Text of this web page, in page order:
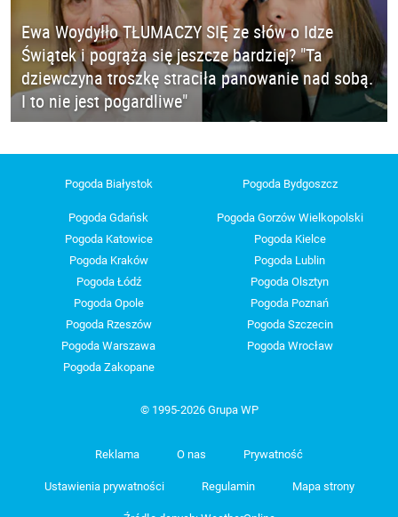
Ewa Woydyłło TŁUMACZY SIĘ ze słów o Idze
Świątek i pogrąża się jeszcze bardziej? "Ta
dziewczyna troszkę straciła panowanie nad sobą.
I to nie jest pogardliwe"
Pogoda Białystok Pogoda Bydgoszcz
Pogoda Gdańsk
Pogoda Gorzów Wielkopolski
Pogoda Katowice
Pogoda Kielce
Pogoda Kraków
Pogoda Lublin
Pogoda Łódź
Pogoda Olsztyn
Pogoda Opole
Pogoda Poznań
Pogoda Rzeszów
Pogoda Szczecin
Pogoda Warszawa
Pogoda Wrocław
Pogoda Zakopane
© 1995-2026 Grupa WP
Reklama O nas Prywatność
Ustawienia prywatności Regulamin Mapa strony